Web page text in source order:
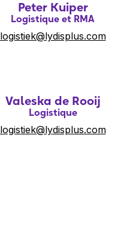
Peter Kuiper
Logistique et RMA
logistiek@lydisplus.com
Valeska de Rooij
Logistique
logistiek@lydisplus.com